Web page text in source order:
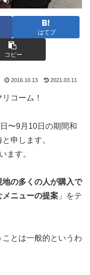
はてブ
コピー
2016.10.13 2021.03.11
コーム！
〜9月10日の期間和
申します。
ます。
地の多くの人が購入で
メニューの提案 」をテ
とは一般的というわ